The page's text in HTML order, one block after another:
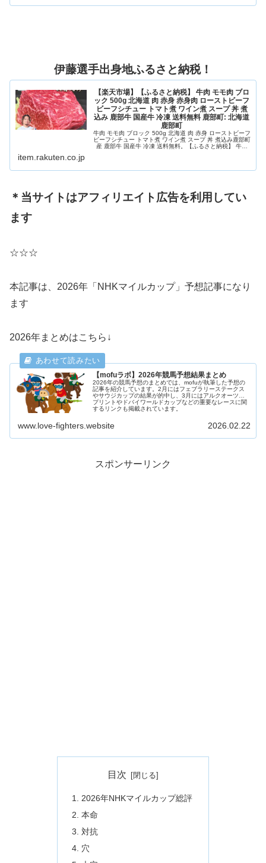
伊藤選手出身地ふるさと納税！
【楽天市場】【ふるさと納税】 牛肉 モモ肉 ブロ
ック 500g 北海道 肉 赤身 赤身肉 ローストビーフ
ビーフシチュー トマト煮 ワイン煮 スープ 丼 煮
込み 鹿部牛 国産牛 冷凍 送料無料 鹿部町: 北海道
鹿部町
牛肉 モモ肉 ブロック 500g 北海道 肉 赤身 ローストビーフ
ビーフシチュー トマト煮 ワイン煮 スープ 丼 煮込み鹿部町
産 鹿部牛 国産牛 冷凍 送料無料。【ふるさと納税】 牛肉
item.rakuten.co.jp
＊当サイトはアフィリエイト広告を利用してい
ます
☆☆☆
本記事は、2026年「NHKマイルカップ」予想記事になり
ます
2026年まとめはこちら↓
【mofuラボ】2026年競馬予想結果まとめ
2026年の競馬予想のまとめでは、mofuが執筆した予想の
記事を紹介しています。2月にはフェブラリーステークス
やサウジカップの結果が的中し、3月にはアルクオーツス
プリントやドバイワールドカップなどの重要なレースに関
するリンクも掲載されています。
www.love-fighters.website 2026.02.22
スポンサーリンク
目次
2026年NHKマイルカップ総評
本命
対抗
穴